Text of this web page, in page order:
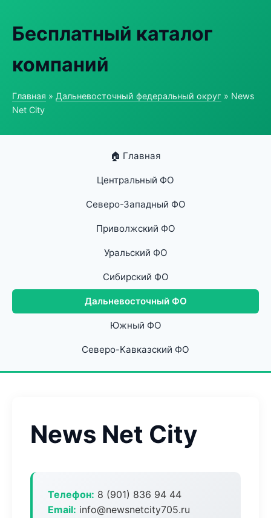
Бесплатный каталог
компаний
Главная » Дальневосточный федеральный округ » News
Net City
🏠 Главная
Центральный ФО
Северо-Западный ФО
Приволжский ФО
Уральский ФО
Сибирский ФО
Дальневосточный ФО
Южный ФО
Северо-Кавказский ФО
News Net City
Телефон: 8 (901) 836 94 44
Email: info@newsnetcity705.ru